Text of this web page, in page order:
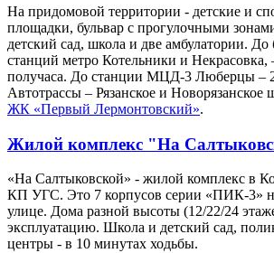
На придомовой территории - детские и
площадки, бульвар с прогулочными
детский сад, школа и две амбулатории.
станций метро Котельники и Некрасовка,
получаса. До станции МЦД-3 Люберцы –
Автотрассы – Рязанское и Новорязанское
ЖК «Первый Лермонтовский».
Жилой комплекс "На
«На Салтыковской» - жилой комплекс в
КП УГС. Это 7 корпусов серии «ПИК-3»
улице. Дома разной высоты (12/22/24
эксплуатацию. Школа и детский сад,
центры - в 10 минутах ходьбы.